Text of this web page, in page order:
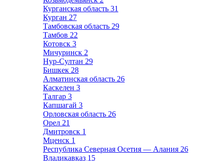
Курганская область 31
Курган 27
Тамбовская область 29
Тамбов 22
Котовск 3
Мичуринск 2
Нур-Султан 29
Бишкек 28
Алматинская область 26
Каскелен 3
Талгар 3
Капшагай 3
Орловская область 26
Орел 21
Дмитровск 1
Мценск 1
Республика Северная Осетия — Алания 26
Владикавказ 15